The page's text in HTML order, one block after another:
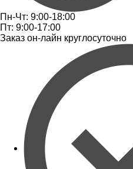
Пн-Чт: 9:00-18:00
Пт: 9:00-17:00
Заказ он-лайн круглосуточно